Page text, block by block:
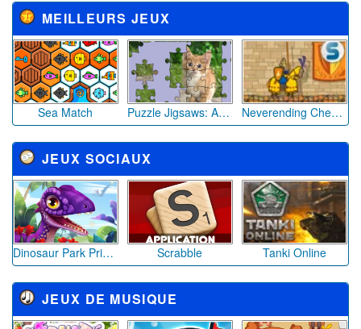
MEILLEURS JEUX
Sea Match Puzzle Jigsaws: Adorables Chatons Neverending Chevalier
JEUX SOCIAUX
Dinosaur Park Primeval Zoo Scrabble Tanki Online
JEUX DE MUSIQUE